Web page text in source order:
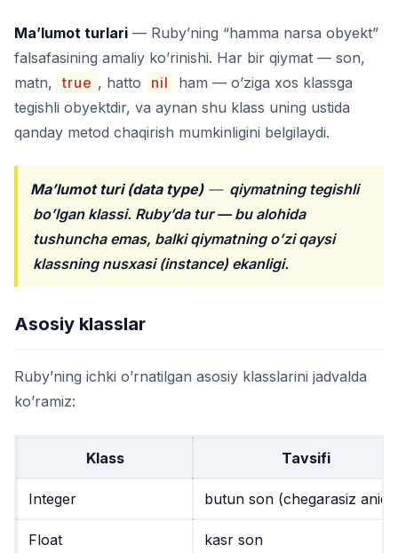
Ma’lumot turlari — Ruby’ning “hamma narsa obyekt”
falsafasining amaliy ko’rinishi. Har bir qiymat — son,
matn, true , hatto nil
ham — o’ziga xos klassga
tegishli obyektdir, va aynan shu klass uning ustida
qanday metod chaqirish mumkinligini belgilaydi.
Ma’lumot turi (data type)— qiymatning tegishli
bo’lgan klassi. Ruby’da tur — bu alohida
tushuncha emas, balki qiymatning o’zi qaysi
klassning nusxasi (instance) ekanligi.
Asosiy klasslar
Ruby’ning ichki o’rnatilgan asosiy klasslarini jadvalda
ko’ramiz:
Klass Tavsifi
Integer butun son (chegarasiz
Float kasr son